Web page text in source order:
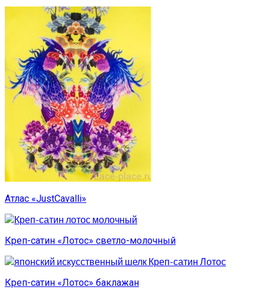
Атлас «JustCavalli»
Креп-сатин «Лотос» светло-молочный
Креп-сатин «Лотос» баклажан